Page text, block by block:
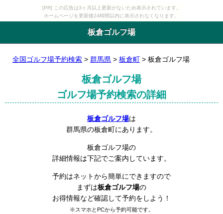
[PR] この広告は3ヶ月以上更新がないため表示されています。
ホームページを更新後24時間以内に表示されなくなります。
板倉ゴルフ場
全国ゴルフ場予約検索 > 群馬県 > 板倉町 > 板倉ゴルフ場
板倉ゴルフ場
ゴルフ場予約検索の詳細
板倉ゴルフ場は
群馬県の板倉町にあります。
板倉ゴルフ場の
詳細情報は下記でご案内しています。
予約はネットから簡単にできますので
まずは板倉ゴルフ場の
お得情報など確認して予約をしよう！
※スマホとPCから予約可能です。